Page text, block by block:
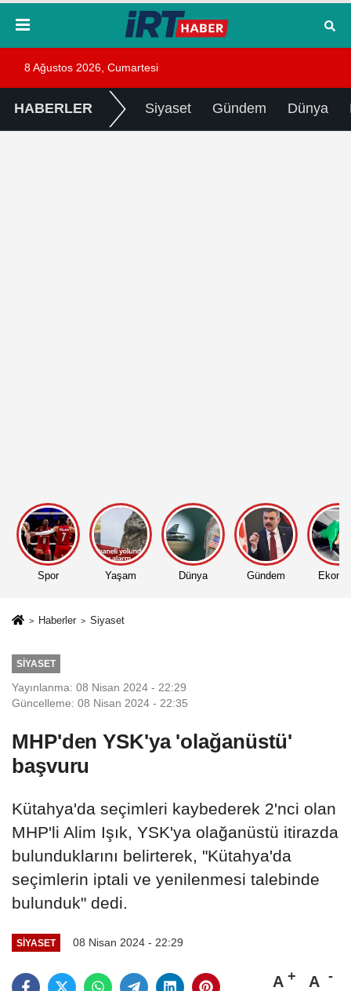
8 Ağustos 2026, Cumartesi
HABERLER Siyaset Gündem Dünya
Spor Yaşam Dünya Gündem
Haberler Siyaset
SIYASET
Yayınlanma: 08 Nisan 2024 - 22:29
Güncelleme: 08 Nisan 2024 - 22:35
MHP'den YSK'ya 'olağanüstü'
başvuru
Kütahya'da seçimleri kaybederek 2'nci olan
MHP'li Alim Işık, YSK'ya olağanüstü itirazda
bulunduklarını belirterek, "Kütahya'da
seçimlerin iptali ve yenilenmesi talebinde
bulunduk" dedi.
SIYASET 08 Nisan 2024 - 22:29
A A